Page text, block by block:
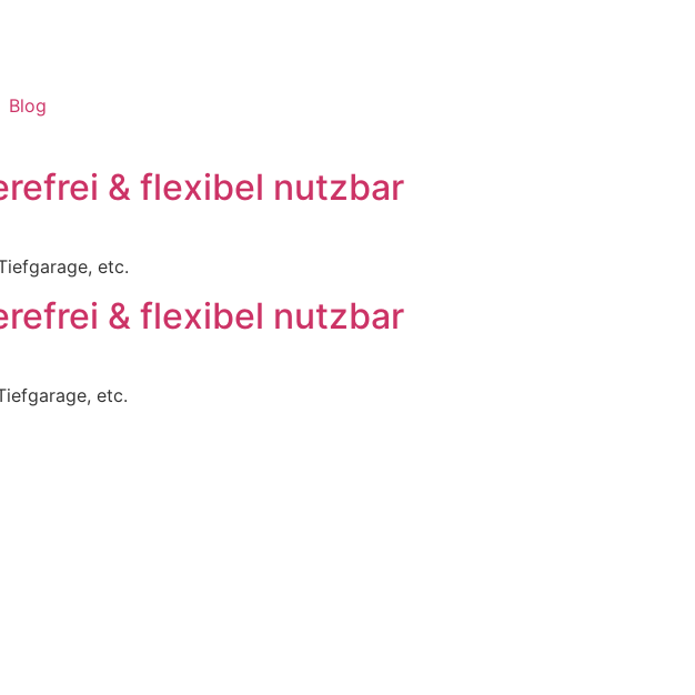
Blog
& flexibel nutzbar
etc.
& flexibel nutzbar
etc.